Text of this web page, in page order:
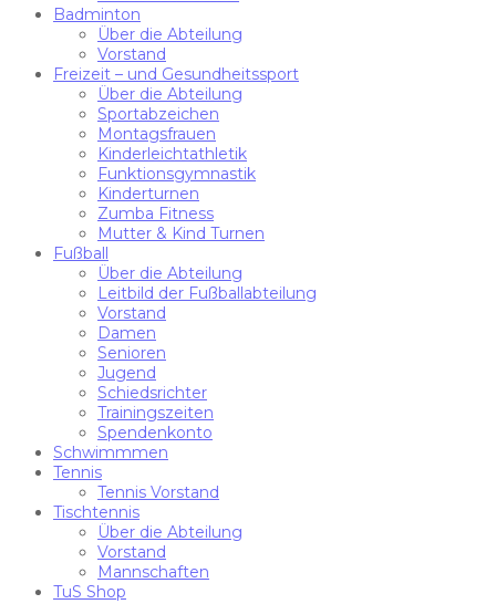
Badminton
Über die Abteilung
Vorstand
Freizeit – und Gesundheitssport
Über die Abteilung
Sportabzeichen
Montagsfrauen
Kinderleichtathletik
Funktionsgymnastik
Kinderturnen
Zumba Fitness
Mutter & Kind Turnen
Fußball
Über die Abteilung
Leitbild der Fußballabteilung
Vorstand
Damen
Senioren
Jugend
Schiedsrichter
Trainingszeiten
Spendenkonto
Schwimmmen
Tennis
Tennis Vorstand
Tischtennis
Über die Abteilung
Vorstand
Mannschaften
TuS Shop